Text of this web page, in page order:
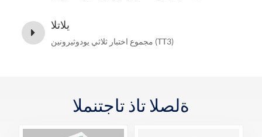
يلاتلا
مجموع اختبار ثلاثي يودوثيرونين (TT3)
ةلصلا تاذ تاجتنملا